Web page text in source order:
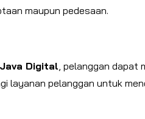
maupun pedesaan.
Digital, pelanggan dapat
layanan pelanggan untuk